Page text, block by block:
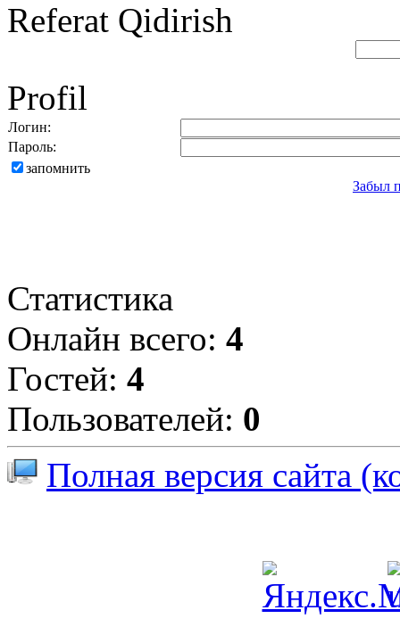
Referat Qidirish
Profil
Логин:
Пароль:
запомнить
Забыл
Статистика
Онлайн всего: 4
Гостей: 4
Пользователей: 0
Полная версия сайта